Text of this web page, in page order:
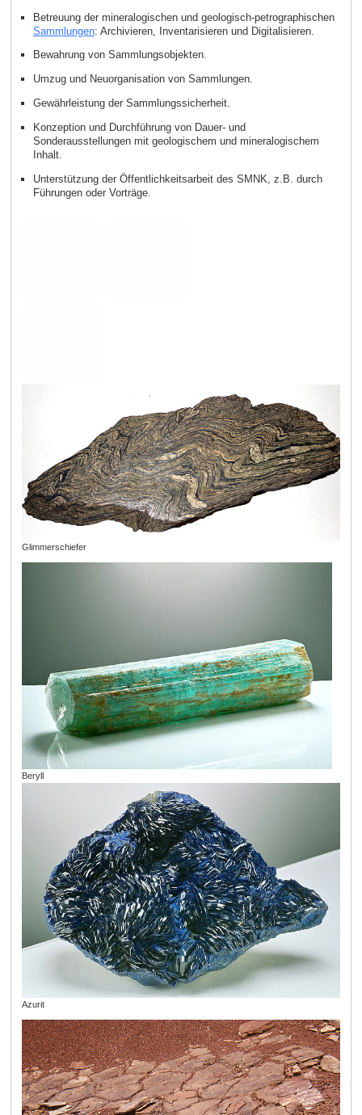
Betreuung der mineralogischen und geologisch-petrographischen
Sammlungen: Archivieren, Inventarisieren und Digitalisieren.
Bewahrung von Sammlungsobjekten.
Umzug und Neuorganisation von Sammlungen.
Gewährleistung der Sammlungssicherheit.
Konzeption und Durchführung von Dauer- und
Sonderausstellungen mit geologischem und mineralogischem
Inhalt.
Unterstützung der Öffentlichkeitsarbeit des SMNK, z.B. durch
Führungen oder Vorträge.
Glimmerschiefer
Beryll
Azurit